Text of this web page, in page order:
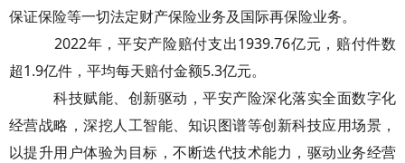
保证保险等一切法定财产保险业务及国际再保险业务。
2022年，平安产险赔付支出1939.76亿元，赔付件数
超1.9亿件，平均每天赔付金额5.3亿元。
科技赋能、创新驱动，平安产险深化落实全面数字化
经营战略，深挖人工智能、知识图谱等创新科技应用场景，
以提升用户体验为目标，不断迭代技术能力，驱动业务经营